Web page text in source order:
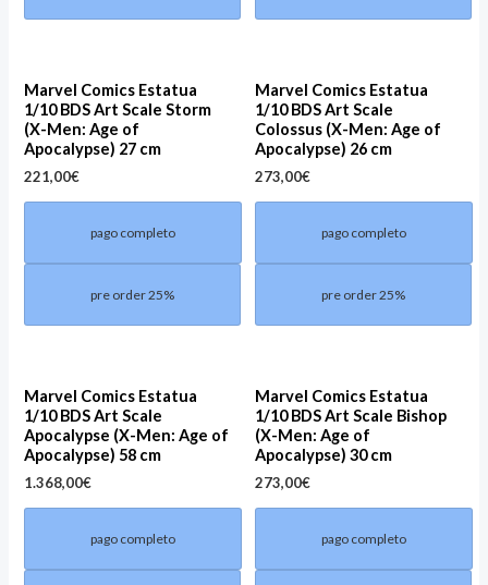
Marvel Comics Estatua
1/10 BDS Art Scale Storm
(X-Men: Age of
Apocalypse) 27 cm
221,00€
pago completo
pre order 25%
Marvel Comics Estatua
1/10 BDS Art Scale
Colossus (X-Men: Age of
Apocalypse) 26 cm
273,00€
pago completo
pre order 25%
Marvel Comics Estatua
1/10 BDS Art Scale
Apocalypse (X-Men: Age of
Apocalypse) 58 cm
1.368,00€
pago completo
Marvel Comics Estatua
1/10 BDS Art Scale Bishop
(X-Men: Age of
Apocalypse) 30 cm
273,00€
pago completo